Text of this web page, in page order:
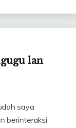
lan
saya
berinteraksi